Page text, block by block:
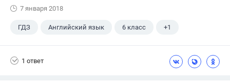
7 января 2018
ГДЗ Английский язык 6 класс +1
1 ответ